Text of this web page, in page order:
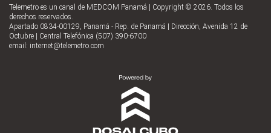
Telemetro es un canal de MEDCOM Panamá | Copyright © 2026. Todos los
derechos reservados.
Apartado 0834-00129, Panamá - Rep. de Panamá | Dirección, Avenida 12 de
Octubre | Central Telefónica (507) 390-6700
email: internet@telemetro.com